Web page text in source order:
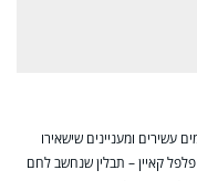
ומעניינים שישאירו
קאיין – תבלין שנחשב לחם